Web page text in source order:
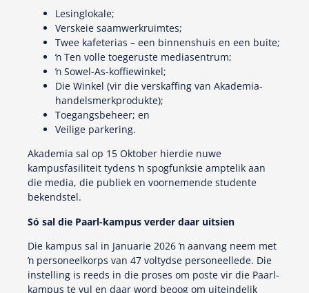
Lesinglokale;
Verskeie saamwerkruimtes;
Twee kafeterias – een binnenshuis en een buite;
ŉ Ten volle toegeruste mediasentrum;
ŉ Sowel-As-koffiewinkel;
Die Winkel (vir die verskaffing van Akademia-
handelsmerkprodukte);
Toegangsbeheer; en
Veilige parkering.
Akademia sal op 15 Oktober hierdie nuwe
kampusfasiliteit tydens ŉ spogfunksie amptelik aan
die media, die publiek en voornemende studente
bekendstel.
Só sal die Paarl-kampus verder daar uitsien
Die kampus sal in Januarie 2026 ŉ aanvang neem met
ŉ personeelkorps van 47 voltydse personeellede. Die
instelling is reeds in die proses om poste vir die Paarl-
kampus te vul en daar word beoog om uiteindelik